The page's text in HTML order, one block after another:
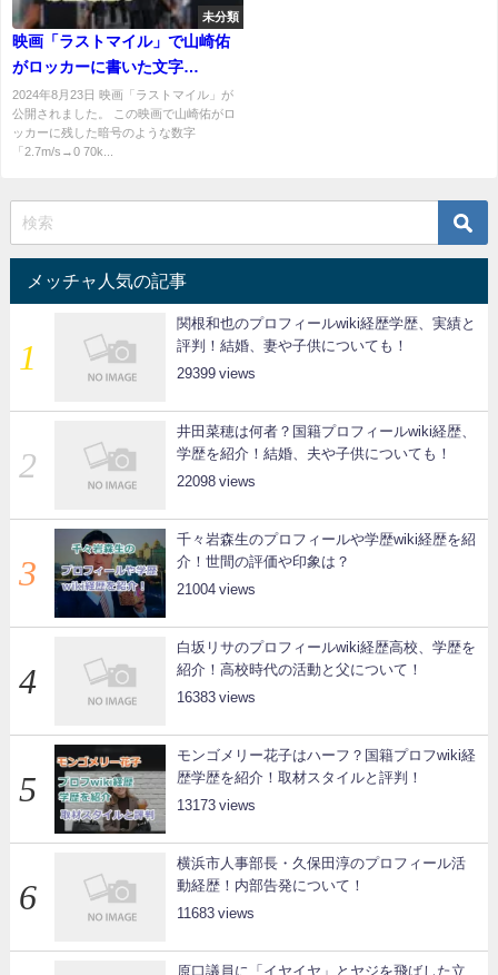
未分類
映画「ラストマイル」で山崎佑
がロッカーに書いた文字
「2.7m/s→0 70kg」の意味は？
2024年8月23日 映画「ラストマイル」が
公開されました。 この映画で山崎佑がロ
ッカーに残した暗号のような数字
「2.7m/s→0 70k...
メッチャ人気の記事
関根和也のプロフィールwiki経歴学歴、実績と
評判！結婚、妻や子供についても！
29399
井田菜穂は何者？国籍プロフィールwiki経歴、
学歴を紹介！結婚、夫や子供についても！
22098
千々岩森生のプロフィールや学歴wiki経歴を紹
介！世間の評価や印象は？
21004
白坂リサのプロフィールwiki経歴高校、学歴を
紹介！高校時代の活動と父について！
16383
モンゴメリー花子はハーフ？国籍プロフwiki経
歴学歴を紹介！取材スタイルと評判！
13173
横浜市人事部長・久保田淳のプロフィール活
動経歴！内部告発について！
11683
原口議員に「イヤイヤ」とヤジを飛ばした立